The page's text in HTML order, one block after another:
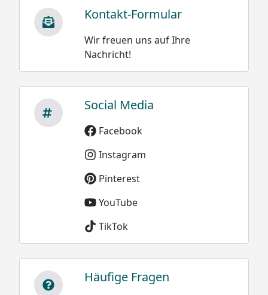
Kontakt-Formular
Wir freuen uns auf Ihre
Nachricht!
Social Media
Facebook
Instagram
Pinterest
YouTube
TikTok
Häufige Fragen